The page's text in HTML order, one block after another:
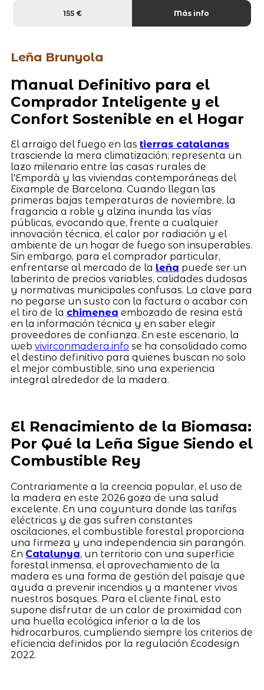
155 € Más info
Leña Brunyola
Manual Definitivo para el
Comprador Inteligente y el
Confort Sostenible en el Hogar
El arraigo del fuego en las tierras catalanas
trasciende la mera climatización; representa un
lazo milenario entre las casas rurales de
l'Empordà y las viviendas contemporáneas del
Eixample de Barcelona. Cuando llegan las
primeras bajas temperaturas de noviembre, la
fragancia a roble y alzina inunda las vías
públicas, evocando que, frente a cualquier
innovación técnica, el calor por radiación y el
ambiente de un hogar de fuego son insuperables.
Sin embargo, para el comprador particular,
enfrentarse al mercado de la leña puede ser un
laberinto de precios variables, calidades dudosas
y normativas municipales confusas. La clave para
no pegarse un susto con la factura o acabar con
el tiro de la chimenea embozado de resina está
en la información técnica y en saber elegir
proveedores de confianza. En este escenario, la
web vivirconmadera.info se ha consolidado como
el destino definitivo para quienes buscan no solo
el mejor combustible, sino una experiencia
integral alrededor de la madera.
El Renacimiento de la Biomasa:
Por Qué la Leña Sigue Siendo el
Combustible Rey
Contrariamente a la creencia popular, el uso de
la madera en este 2026 goza de una salud
excelente. En una coyuntura donde las tarifas
eléctricas y de gas sufren constantes
oscilaciones, el combustible forestal proporciona
una firmeza y una independencia sin parangón.
En Catalunya, un territorio con una superficie
forestal inmensa, el aprovechamiento de la
madera es una forma de gestión del paisaje que
ayuda a prevenir incendios y a mantener vivos
nuestros bosques. Para el cliente final, esto
supone disfrutar de un calor de proximidad con
una huella ecológica inferior a la de los
hidrocarburos, cumpliendo siempre los criterios de
eficiencia definidos por la regulación Ecodesign
2022.